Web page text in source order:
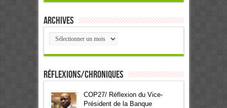
Archives
Archives
Réflexions/Chroniques
COP27/ Réflexion du Vice-
Président de la Banque